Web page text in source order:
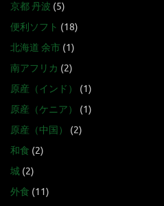
京都 丹波 (5)
便利ソフト (18)
北海道 余市 (1)
南アフリカ (2)
原産（インド）
(1)
原産（ケニア）
(1)
原産（中国）
(2)
和食 (2)
城 (2)
外食 (11)